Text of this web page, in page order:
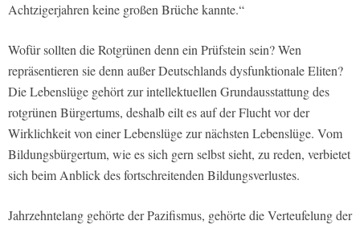
Achtzigerjahren keine großen Brüche kannte.“
Wofür sollten die Rotgrünen denn ein Prüfstein sein? Wen
repräsentieren sie denn außer Deutschlands dysfunktionale Eliten?
Die Lebenslüge gehört zur intellektuellen Grundausstattung des
rotgrünen Bürgertums, deshalb eilt es auf der Flucht vor der
Wirklichkeit von einer Lebenslüge zur nächsten Lebenslüge. Vom
Bildungsbürgertum, wie es sich gern selbst sieht, zu reden, verbietet
sich beim Anblick des fortschreitenden Bildungsverlustes.
Jahrzehntelang gehörte der Pazifismus, gehörte die Verteufelung der